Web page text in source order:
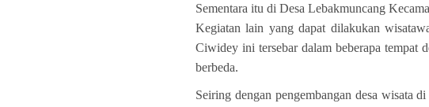
Sementara itu di Desa Lebakmuncang
Kegiatan lain yang dapat dilakukan
Ciwidey ini tersebar dalam beberapa tempat
berbeda.
Seiring dengan pengembangan desa wisata